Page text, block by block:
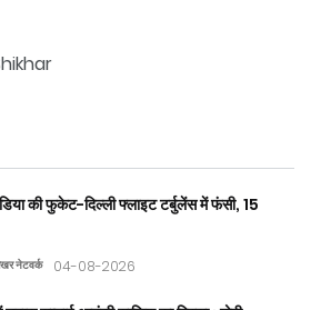
की फुकेट-दिल्ली फ्लाइट टर्बुलेंस में फंसी, 15
नेटवर्क 04-08-2026